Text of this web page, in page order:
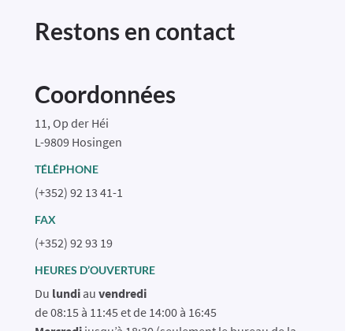
Restons en contact
Coordonnées
11, Op der Héi
L-9809 Hosingen
TÉLÉPHONE
(+352) 92 13 41-1
FAX
(+352) 92 93 19
HEURES D’OUVERTURE
Du lundiau vendredi
de 08:15 à 11:45 et de 14:00 à 16:45